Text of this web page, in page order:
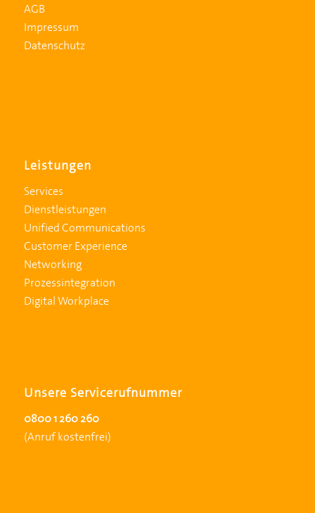
AGB
Impressum
Datenschutz
Leistungen
Services
Dienstleistungen
Unified Communications
Customer Experience
Networking
Prozessintegration
Digital Workplace
Unsere Servicerufnummer
0800 1 260 260
(Anruf kostenfrei)